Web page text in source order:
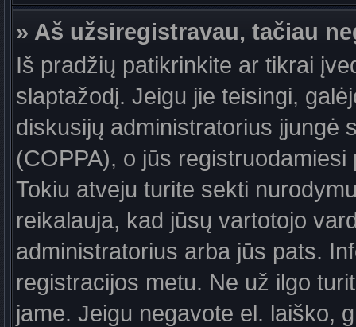
» Aš užsiregistravau, tačiau
Iš pradžių patikrinkite ar tikrai
slaptažodį. Jeigu jie teisingi,
diskusijų administratorius įjungė
(COPPA), o jūs
Tokiu atveju turite sekti
reikalauja, kad jūsų vartotojo
administratorius arba jūs pats.
registracijos metu. Ne už ilgo
jame. Jeigu negavote el. laiško,